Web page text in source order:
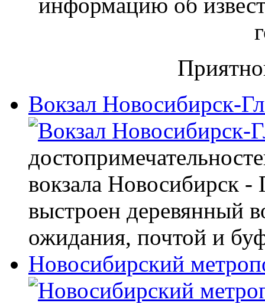
Вокзал Новосибирск-
вокзала Новосибирск
выстроен деревянный
ожидания, почтой и
Новосибирский